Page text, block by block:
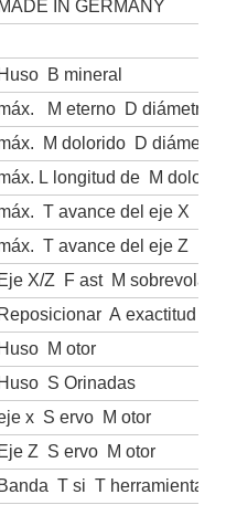
MADE IN GERMANY
Huso B mineral
M eterno D diámetro:
M dolorido D diámetro
L longitud de M
T avance del eje X
T avance del eje Z
Eje X/Z
F ast M
Reposicionar A exactitud
Huso M otor
Huso S Orinadas
x S ervo M otor
Eje Z S ervo M otor
Banda T si T herramientas